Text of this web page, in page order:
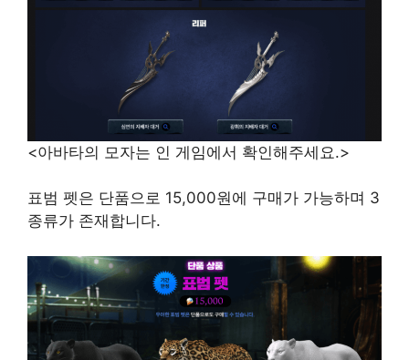
<아바타의 모자는 인 게임에서 확인해주세요.>
표범 펫은 단품으로 15,000원에 구매가 가능하며 3
종류가 존재합니다.